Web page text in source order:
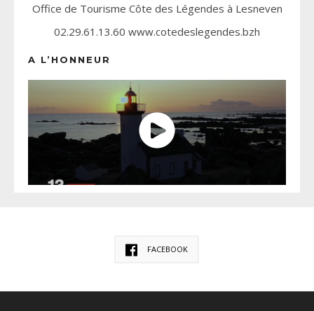
Office de Tourisme Côte des Légendes à Lesneven
02.29.61.13.60 www.cotedeslegendes.bzh
A L’HONNEUR
FACEBOOK